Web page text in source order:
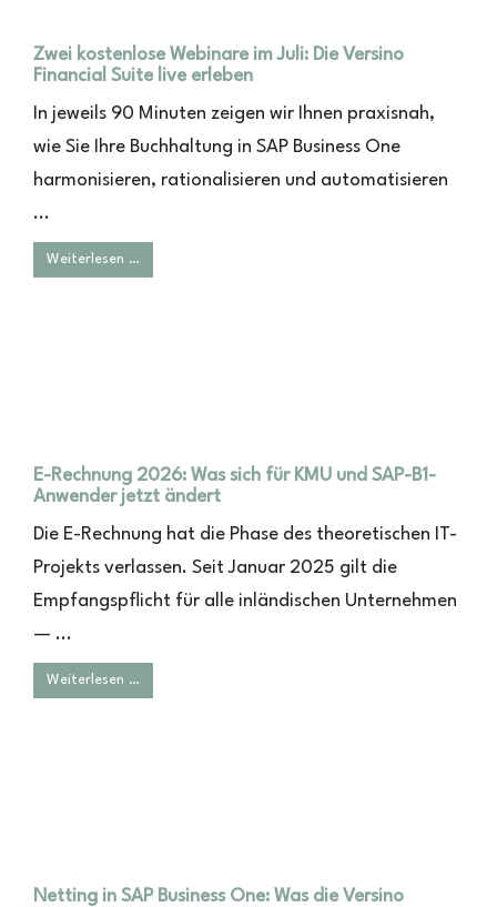
Zwei kostenlose Webinare im Juli: Die Versino
Financial Suite live erleben
In jeweils 90 Minuten zeigen wir Ihnen praxisnah,
wie Sie Ihre Buchhaltung in SAP Business One
harmonisieren, rationalisieren und automatisieren
...
Weiterlesen …
E-Rechnung 2026: Was sich für KMU und SAP-B1-
Anwender jetzt ändert
Die E-Rechnung hat die Phase des theoretischen IT-
Projekts verlassen. Seit Januar 2025 gilt die
Empfangspflicht für alle inländischen Unternehmen
— ...
Weiterlesen …
Netting in SAP Business One: Was die Versino